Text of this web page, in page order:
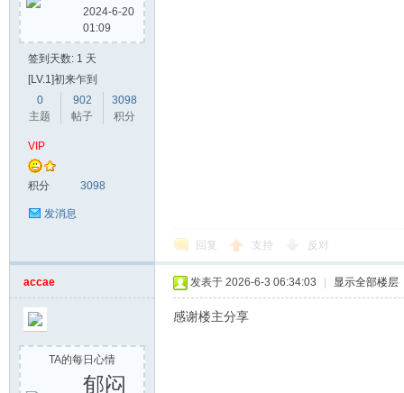
2024-6-20
01:09
签到天数: 1 天
[LV.1]初来乍到
0
主题
902
帖子
3098
积分
VIP
积分 3098
发消息
回复 支持 反对
accae
TA的每日心情
郁闷
发表于 2026-6-3 06:34:03 显示全部楼层
感谢楼主分享